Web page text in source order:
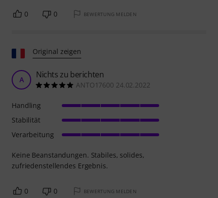
0 0 BEWERTUNG MELDEN
Original zeigen
A Nichts zu berichten
ANTO17600 24.02.2022
Keine Beanstandungen. Stabiles, solides,
zufriedenstellendes Ergebnis.
Handling
Stabilität
Verarbeitung
0 0 BEWERTUNG MELDEN